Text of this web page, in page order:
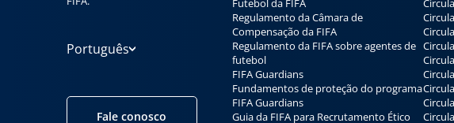
Português
Fale conosco
Futebol da FIFA
Regulamento da Câmara de
Compensação da FIFA
Regulamento da FIFA sobre agentes de
futebol
FIFA Guardians
Fundamentos de proteção do programa
FIFA Guardians
Guia da FIFA para Recrutamento Ético